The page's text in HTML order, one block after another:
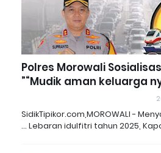
Polres Morowali
“Mudik aman keluarga
SidikTipikor.com,MOROWALI -
Lebaran idulfitri tahun 2025,